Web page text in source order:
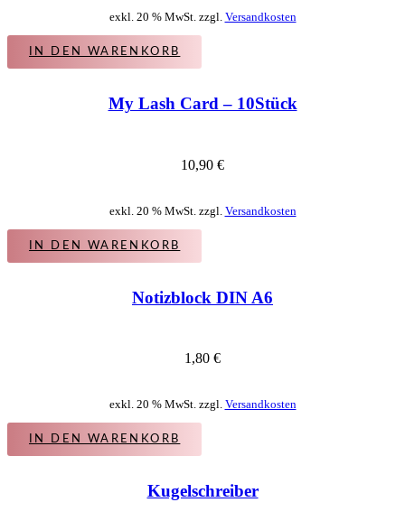
exkl. 20 % MwSt. zzgl. Versandkosten
IN DEN WARENKORB
My Lash Card – 10Stück
10,90 €
exkl. 20 % MwSt. zzgl. Versandkosten
IN DEN WARENKORB
Notizblock DIN A6
1,80 €
exkl. 20 % MwSt. zzgl. Versandkosten
IN DEN WARENKORB
Kugelschreiber